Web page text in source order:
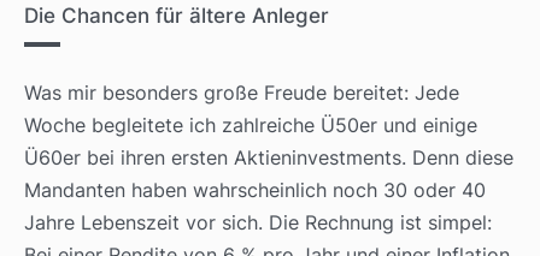
Die Chancen für ältere Anleger
Was mir besonders große Freude bereitet: Jede
Woche begleitete ich zahlreiche Ü50er und einige
Ü60er bei ihren ersten Aktieninvestments. Denn diese
Mandanten haben wahrscheinlich noch 30 oder 40
Jahre Lebenszeit vor sich. Die Rechnung ist simpel: